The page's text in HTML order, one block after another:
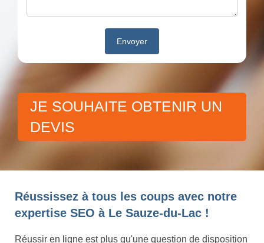
JE SOUHAITE OBTENIR UN
DEVIS
Réussissez à tous les coups avec notre
expertise SEO à Le Sauze-du-Lac !
Réussir en ligne est plus qu'une question de disposition